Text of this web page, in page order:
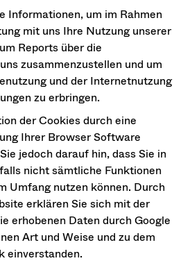
Informationen, um im Rahmen
mit uns Ihre Nutzung unserer
Reports über die
zusammenzustellen und um
und der Internetnutzung
zu erbringen.
der Cookies durch eine
Ihrer Browser Software
jedoch darauf hin, dass Sie in
nicht sämtliche Funktionen
Umfang nutzen können. Durch
erklären Sie sich mit der
erhobenen Daten durch Google
Art und Weise und zu dem
einverstanden.